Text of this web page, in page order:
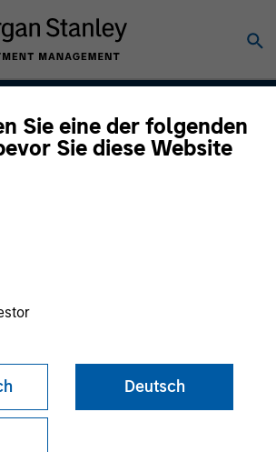
Sie eine der folgenden
Sie diese Website
Deutsch
Resilience
Equity